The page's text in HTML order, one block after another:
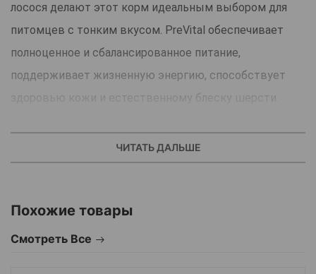
лосося делают этот корм идеальным выбором для
питомцев с тонким вкусом. PreVital обеспечивает
полноценное и сбалансированное питание,
поддерживает жизненную энергию, способствует
здоровью кожи и естественному блеску шерсти.
и подходит даже для чувствительных кошек.
ЧИТАТЬ ДАЛЬШЕ
Похожие товары
Смотреть Все